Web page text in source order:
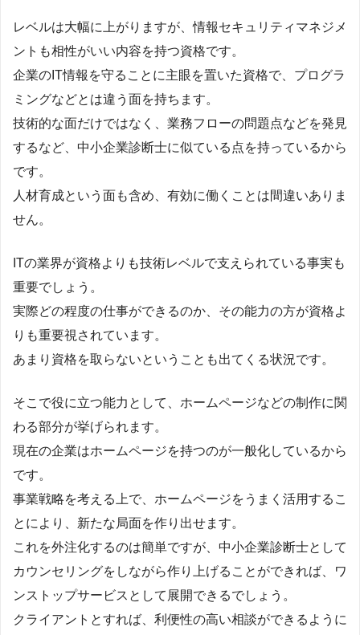
レベルは大幅に上がりますが、情報セキュリティマネジメ
ントも相性がいい内容を持つ資格です。
企業のIT情報を守ることに主眼を置いた資格で、プログラ
ミングなどとは違う面を持ちます。
技術的な面だけではなく、業務フローの問題点などを発見
するなど、中小企業診断士に似ている点を持っているから
です。
人材育成という面も含め、有効に働くことは間違いありま
せん。
ITの業界が資格よりも技術レベルで支えられている事実も
重要でしょう。
実際どの程度の仕事ができるのか、その能力の方が資格よ
りも重要視されています。
あまり資格を取らないということも出てくる状況です。
そこで役に立つ能力として、ホームページなどの制作に関
わる部分が挙げられます。
現在の企業はホームページを持つのが一般化しているから
です。
事業戦略を考える上で、ホームページをうまく活用するこ
とにより、新たな局面を作り出せます。
これを外注化するのは簡単ですが、中小企業診断士として
カウンセリングをしながら作り上げることができれば、ワ
ンストップサービスとして展開できるでしょう。
クライアントとすれば、利便性の高い相談ができるように